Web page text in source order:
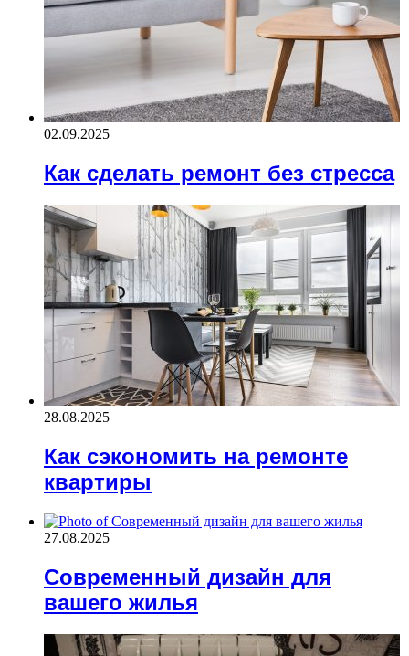
02.09.2025
Как сделать ремонт без стресса
28.08.2025
Как сэкономить на ремонте
квартиры
27.08.2025
Современный дизайн для
вашего жилья